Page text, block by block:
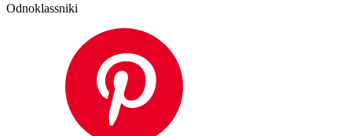
Odnoklassniki